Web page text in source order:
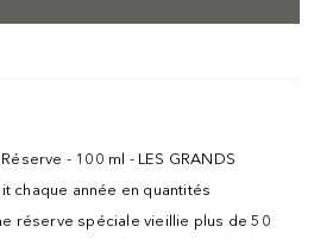
- 100 ml - LES GRANDS
chaque année en quantités
réserve spéciale vieillie plus de 50